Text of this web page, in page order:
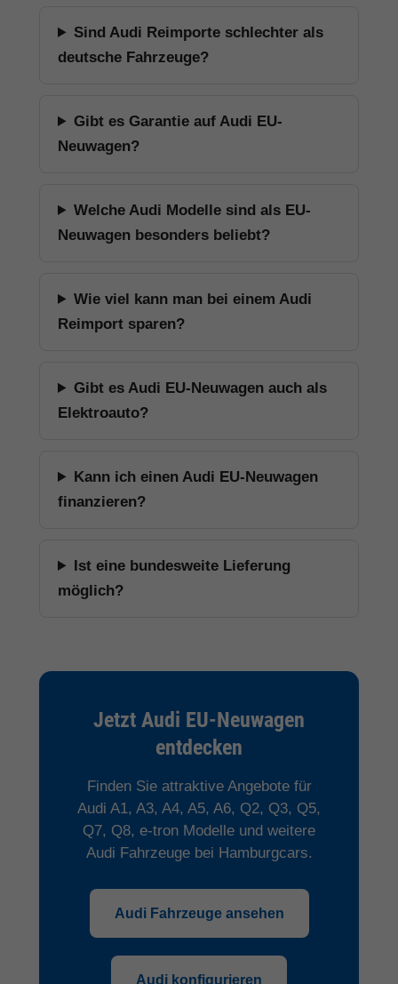
Sind Audi Reimporte schlechter als
deutsche Fahrzeuge?
Gibt es Garantie auf Audi EU-
Neuwagen?
Welche Audi Modelle sind als EU-
Neuwagen besonders beliebt?
Wie viel kann man bei einem Audi
Reimport sparen?
Gibt es Audi EU-Neuwagen auch als
Elektroauto?
Kann ich einen Audi EU-Neuwagen
finanzieren?
Ist eine bundesweite Lieferung
möglich?
Jetzt Audi EU-Neuwagen
entdecken
Finden Sie attraktive Angebote für
Audi A1, A3, A4, A5, A6, Q2, Q3, Q5,
Q7, Q8, e-tron Modelle und weitere
Audi Fahrzeuge bei Hamburgcars.
Audi Fahrzeuge ansehen
Audi konfigurieren